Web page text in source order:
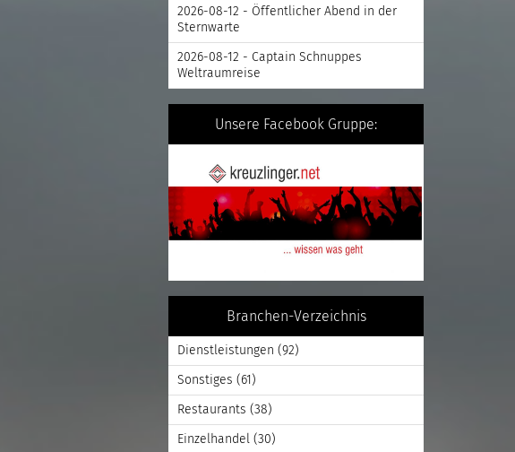
2026-08-12 - Öffentlicher Abend in der
Sternwarte
2026-08-12 - Captain Schnuppes
Weltraumreise
Unsere Facebook Gruppe:
Branchen-Verzeichnis
Dienstleistungen (92)
Sonstiges (61)
Restaurants (38)
Einzelhandel (30)